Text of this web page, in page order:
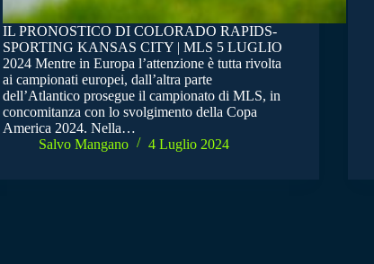
IL PRONOSTICO DI COLORADO RAPIDS-
SPORTING KANSAS CITY | MLS 5 LUGLIO
2024 Mentre in Europa l’attenzione è tutta rivolta
ai campionati europei, dall’altra parte
dell’Atlantico prosegue il campionato di MLS, in
concomitanza con lo svolgimento della Copa
America 2024. Nella…
Salvo Mangano
4 Luglio 2024